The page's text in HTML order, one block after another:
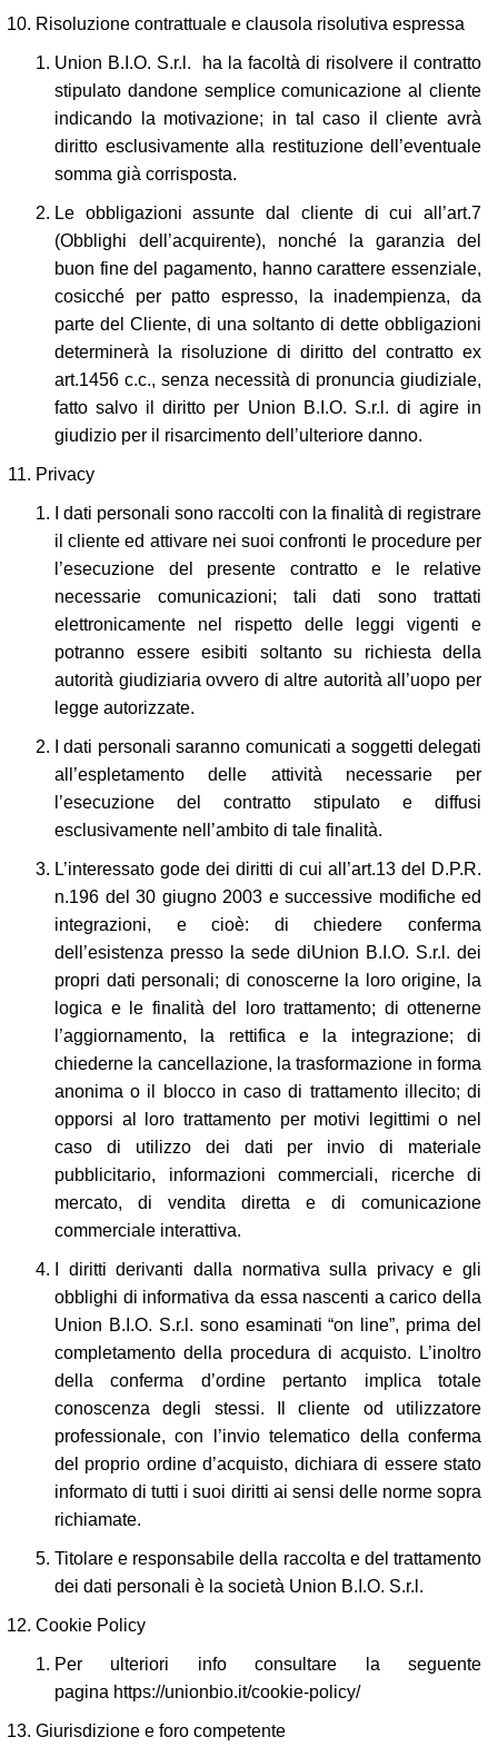
Risoluzione contrattuale e clausola risolutiva espressa
Union B.I.O. S.r.l. ha la facoltà di risolvere il contratto
stipulato dandone semplice comunicazione al cliente
indicando la motivazione; in tal caso il cliente avrà
diritto esclusivamente alla restituzione dell’eventuale
somma già corrisposta.
Le obbligazioni assunte dal cliente di cui all’art.7
(Obblighi dell’acquirente), nonché la garanzia del
buon fine del pagamento, hanno carattere essenziale,
cosicché per patto espresso, la inadempienza, da
parte del Cliente, di una soltanto di dette obbligazioni
determinerà la risoluzione di diritto del contratto ex
art.1456 c.c., senza necessità di pronuncia giudiziale,
fatto salvo il diritto per Union B.I.O. S.r.l. di agire in
giudizio per il risarcimento dell’ulteriore danno.
Privacy
I dati personali sono raccolti con la finalità di registrare
il cliente ed attivare nei suoi confronti le procedure per
l’esecuzione del presente contratto e le relative
necessarie comunicazioni; tali dati sono trattati
elettronicamente nel rispetto delle leggi vigenti e
potranno essere esibiti soltanto su richiesta della
autorità giudiziaria ovvero di altre autorità all’uopo per
legge autorizzate.
I dati personali saranno comunicati a soggetti delegati
all’espletamento delle attività necessarie per
l’esecuzione del contratto stipulato e diffusi
esclusivamente nell’ambito di tale finalità.
L’interessato gode dei diritti di cui all’art.13 del D.P.R.
n.196 del 30 giugno 2003 e successive modifiche ed
integrazioni, e cioè: di chiedere conferma
dell’esistenza presso la sede diUnion B.I.O. S.r.l. dei
propri dati personali; di conoscerne la loro origine, la
logica e le finalità del loro trattamento; di ottenerne
l’aggiornamento, la rettifica e la integrazione; di
chiederne la cancellazione, la trasformazione in forma
anonima o il blocco in caso di trattamento illecito; di
opporsi al loro trattamento per motivi legittimi o nel
caso di utilizzo dei dati per invio di materiale
pubblicitario, informazioni commerciali, ricerche di
mercato, di vendita diretta e di comunicazione
commerciale interattiva.
I diritti derivanti dalla normativa sulla privacy e gli
obblighi di informativa da essa nascenti a carico della
Union B.I.O. S.r.l. sono esaminati “on line”, prima del
completamento della procedura di acquisto. L’inoltro
della conferma d’ordine pertanto implica totale
conoscenza degli stessi. Il cliente od utilizzatore
professionale, con l’invio telematico della conferma
del proprio ordine d’acquisto, dichiara di essere stato
informato di tutti i suoi diritti ai sensi delle norme sopra
richiamate.
Titolare e responsabile della raccolta e del trattamento
dei dati personali è la società Union B.I.O. S.r.l.
Cookie Policy
Per ulteriori info consultare la seguente
pagina https://unionbio.it/cookie-policy/
Giurisdizione e foro competente